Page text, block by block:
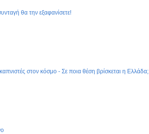
θα την εξαφανίσετε!
στον κόσμο - Σε ποια θέση βρίσκεται η Ελλάδα;